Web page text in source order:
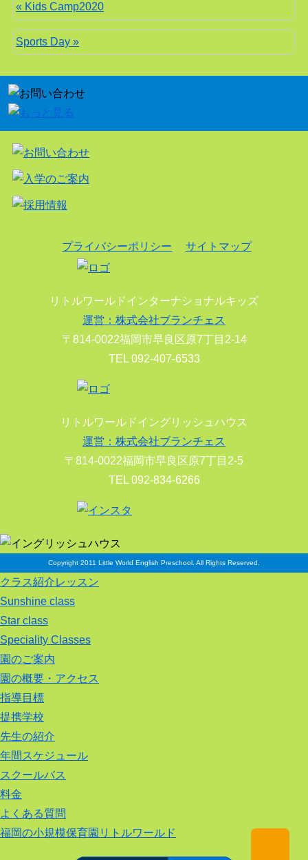
« Kids Camp2020
Sports Day »
プライバシーポリシー サイトマップ
リトルワールドインターナショナルキッズ
運営：株式会社ブランチェス
〒814-0022福岡市早良区原7丁目2-14
TEL 092-407-6533
リトルワールドイングリッシュハウス
運営：株式会社ブランチェス
〒814-0022福岡市早良区原7丁目2-5
TEL 092-834-6266
Copyright 2011 Little World English Preschool. All Rights Reserved.
クラス紹介レッスン
Sunshine class
Star class
Speciality Classes
園のご案内
園の概要・アクセス
指導目標
提携学校
先生の紹介
年間スケジュール
スクールバス
料金
よくある質問
福岡の小規模保育園リトルワールド